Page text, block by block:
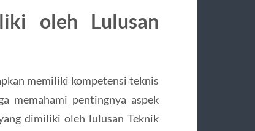
oleh Lulusan
memiliki kompetensi teknis
memahami pentingnya aspek
dimiliki oleh lulusan Teknik